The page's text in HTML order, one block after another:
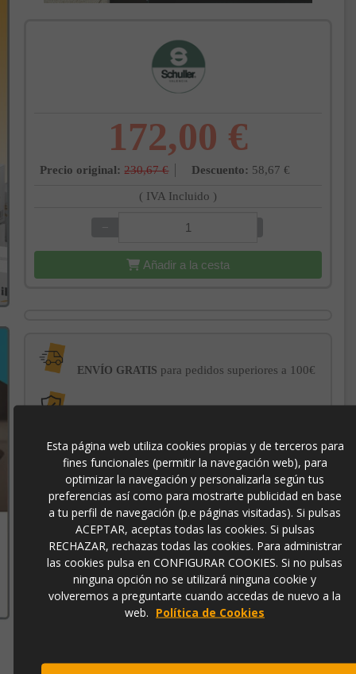
172,00 €
Precio original: 230,67 € Descuento: 58,67 €
( IVA Incluido )
−
Añadir a la cesta
ENVÍO GRATIS para pedidos superiores a 100€
-3% DE DESCUENTO EXTRApara pagos con
transferencia bancaria
266782N
8435435322113
Contacto
Esta página web utiliza cookies propias y de terceros para
fines funcionales (permitir la navegación web), para
optimizar la navegación y personalizarla según tus
preferencias así como para mostrarte publicidad en base
a tu perfil de navegación (p.e páginas visitadas). Si pulsas
ACEPTAR, aceptas todas las cookies. Si pulsas
RECHAZAR, rechazas todas las cookies. Para administrar
las cookies pulsa en CONFIGURAR COOKIES. Si no pulsas
ninguna opción no se utilizará ninguna cookie y
volveremos a preguntarte cuando accedas de nuevo a la
web. Política de Cookies